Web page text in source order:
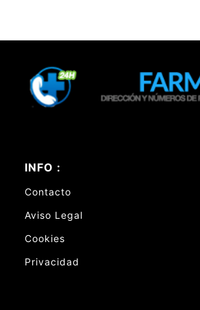
INFO :
Contacto
Aviso Legal
Cookies
Privacidad